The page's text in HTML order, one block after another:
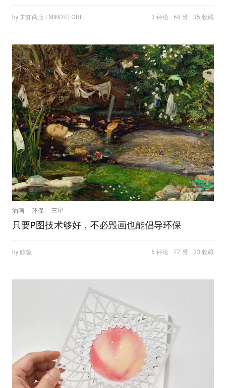
by 未知商店 | MINDSTORE 3 评论 68 赞 35 收藏
油画 环保 三星
只要P图技术够好，不必毁画也能倡导环保
by 鲸鱼 6 评论 77 赞 23 收藏